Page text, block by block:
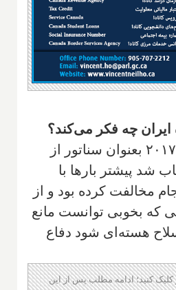
ایران چه فکر می‌کند؟
هریس که در سال ۲۰۱۷ بعنوان سناتور از
شد پیشتر بارها با
مخالفت کرده بود و از
که بخوبی توانست مانع
هسته‌ای شود دفاع
کنید؛ ادامه مطلب پس از این